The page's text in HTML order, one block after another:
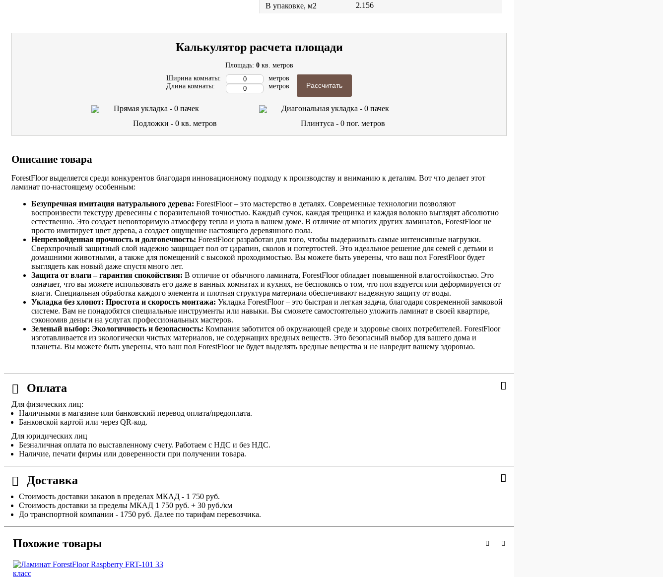
В упаковке, м2
2.156
Калькулятор расчета площади
Площадь: 0 кв. метров
Ширина комнаты:
Длина комнаты:
метров
метров
Рассчитать
Прямая укладка - 0 пачек Диагональная укладка - 0 пачек
Подложки -0кв. метров Плинтуса -0пог. метров
Описание товара
ForestFloor выделяется среди конкурентов благодаря инновационному подходу к производству и вниманию к деталям. Вот что делает этот
ламинат по-настоящему особенным:
Безупречная имитация натурального дерева: ForestFloor – это мастерство в деталях. Современные технологии позволяют
воспроизвести текстуру древесины с поразительной точностью. Каждый сучок, каждая трещинка и каждая волокно выглядят абсолютно
естественно. Это создает неповторимую атмосферу тепла и уюта в вашем доме. В отличие от многих других ламинатов, ForestFloor не
просто имитирует цвет дерева, а создает ощущение настоящего деревянного пола.
Непревзойденная прочность и долговечность: ForestFloor разработан для того, чтобы выдерживать самые интенсивные нагрузки.
Сверхпрочный защитный слой надежно защищает пол от царапин, сколов и потертостей. Это идеальное решение для семей с детьми и
домашними животными, а также для помещений с высокой проходимостью. Вы можете быть уверены, что ваш пол ForestFloor будет
выглядеть как новый даже спустя много лет.
Защита от влаги – гарантия спокойствия: В отличие от обычного ламината, ForestFloor обладает повышенной влагостойкостью. Это
означает, что вы можете использовать его даже в ванных комнатах и кухнях, не беспокоясь о том, что пол вздуется или деформируется от
влаги. Специальная обработка каждого элемента и плотная структура материала обеспечивают надежную защиту от воды.
Укладка без хлопот: Простота и скорость монтажа: Укладка ForestFloor – это быстрая и легкая задача, благодаря современной замковой
системе. Вам не понадобятся специальные инструменты или навыки. Вы сможете самостоятельно уложить ламинат в своей квартире,
сэкономив деньги на услугах профессиональных мастеров.
Зеленый выбор: Экологичность и безопасность: Компания заботится об окружающей среде и здоровье своих потребителей. ForestFloor
изготавливается из экологически чистых материалов, не содержащих вредных веществ. Это безопасный выбор для вашего дома и
планеты. Вы можете быть уверены, что ваш пол ForestFloor не будет выделять вредные вещества и не навредит вашему здоровью.
Оплата
Для физических лиц:
Наличными в магазине или банковский перевод оплата/предоплата.
Банковской картой или через QR-код.
Для юридических лиц
Безналичная оплата по выставленному счету. Работаем с НДС и без НДС.
Наличие, печати фирмы или доверенности при получении товара.
Доставка
Стоимость доставки заказов в пределах МКАД - 1 750 руб.
Стоимость доставки за пределы МКАД 1 750 руб. + 30 руб./км
До транспортной компании - 1750 руб. Далее по тарифам перевозчика.
Похожие товары